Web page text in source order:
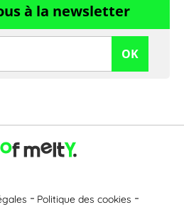
à la newsletter
OK
Politique des cookies